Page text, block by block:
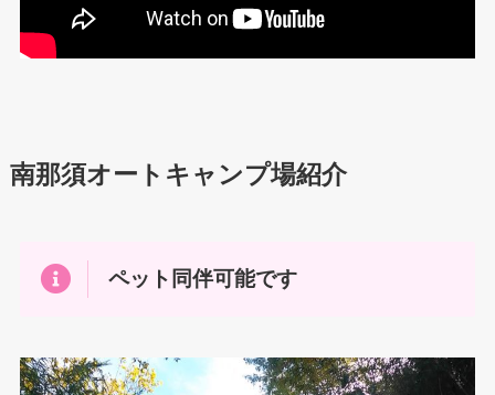
南那須オートキャンプ場紹介
ペット同伴可能です